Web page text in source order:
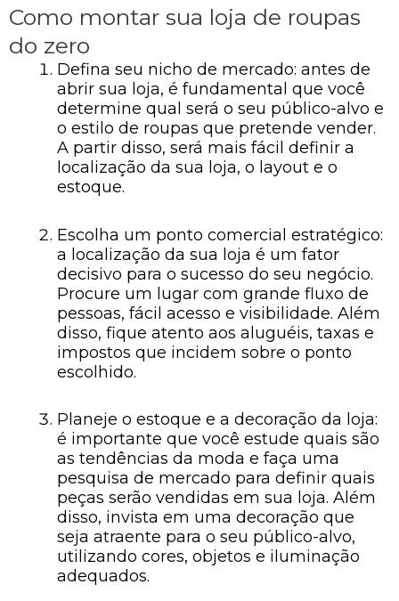
Como montar sua loja de roupas
do zero
Defina seu nicho de mercado: antes de
abrir sua loja, é fundamental que você
determine qual será o seu público-alvo e
o estilo de roupas que pretende vender.
A partir disso, será mais fácil definir a
localização da sua loja, o layout e o
estoque.
Escolha um ponto comercial estratégico:
a localização da sua loja é um fator
decisivo para o sucesso do seu negócio.
Procure um lugar com grande fluxo de
pessoas, fácil acesso e visibilidade. Além
disso, fique atento aos aluguéis, taxas e
impostos que incidem sobre o ponto
escolhido.
Planeje o estoque e a decoração da loja:
é importante que você estude quais são
as tendências da moda e faça uma
pesquisa de mercado para definir quais
peças serão vendidas em sua loja. Além
disso, invista em uma decoração que
seja atraente para o seu público-alvo,
utilizando cores, objetos e iluminação
adequados.